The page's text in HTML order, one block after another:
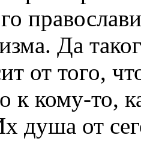
Да
от того,
к кому-то,
душа от